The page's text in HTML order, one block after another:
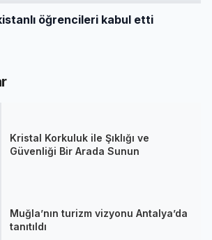
öğrencileri kabul etti
Kristal Korkuluk ile Şıklığı ve
Güvenliği Bir Arada Sunun
Muğla’nın turizm vizyonu Antalya’da
tanıtıldı